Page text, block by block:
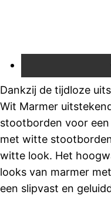
Dankzij de tijdloze
Wit Marmer
stootborden voor een
met witte
witte look. Het
looks van marmer
een slipvast en